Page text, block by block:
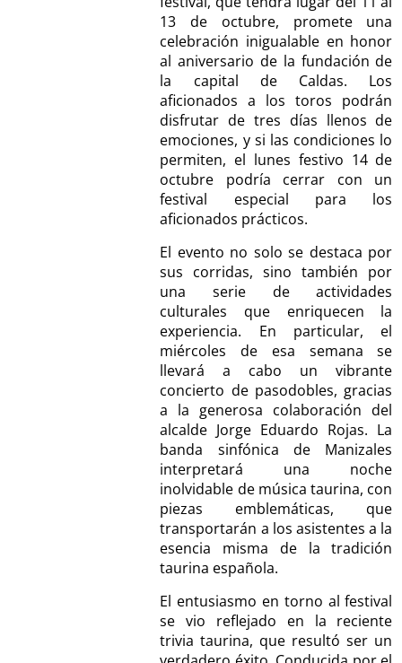
13 de octubre, promete una
celebración inigualable en honor
al aniversario de la fundación de
la capital de Caldas. Los
aficionados a los toros podrán
disfrutar de tres días llenos de
emociones, y si las condiciones lo
permiten, el lunes festivo 14 de
octubre podría cerrar con un
festival especial para los
aficionados prácticos.
El evento no solo se destaca por
sus corridas, sino también por
una serie de actividades
culturales que enriquecen la
experiencia. En particular, el
miércoles de esa semana se
llevará a cabo un vibrante
concierto de pasodobles, gracias
a la generosa colaboración del
alcalde Jorge Eduardo Rojas. La
banda sinfónica de Manizales
interpretará una noche
inolvidable de música taurina, con
piezas emblemáticas, que
transportarán a los asistentes a la
esencia misma de la tradición
taurina española.
El entusiasmo en torno al festival
se vio reflejado en la reciente
trivia taurina, que resultó ser un